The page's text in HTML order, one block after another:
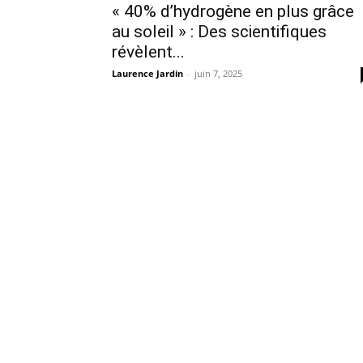
« 40% d’hydrogène en plus grâce
au soleil » : Des scientifiques
révèlent...
Laurence Jardin - juin 7, 2025